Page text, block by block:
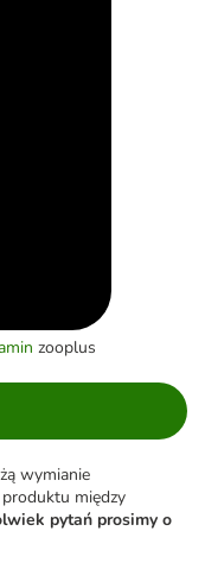
zooplus
wymianie
między
pytań prosimy o